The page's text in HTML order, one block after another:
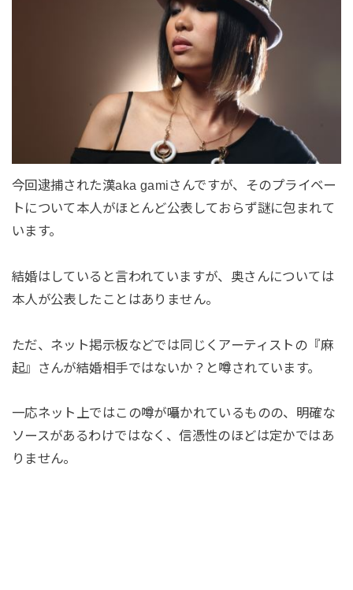
今回逮捕された漢aka gamiさんですが、そのプライベー
トについて本人がほとんど公表しておらず謎に包まれて
います。
結婚はしていると言われていますが、奥さんについては
本人が公表したことはありません。
ただ、ネット掲示板などでは同じくアーティストの『麻
起』さんが結婚相手ではないか？と噂されています。
一応ネット上ではこの噂が囁かれているものの、明確な
ソースがあるわけではなく、信憑性のほどは定かではあ
りません。